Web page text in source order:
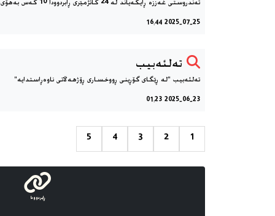
2025-07-25 16:44
تەلئەبیب
تەلئەبیب "لە ڕێگای گۆڕینی ڕووخساری ڕۆژهەڵاتی ناوەڕاستدایە"
2025-06-23 01:23
1
2
3
4
5
ڕابردوودا